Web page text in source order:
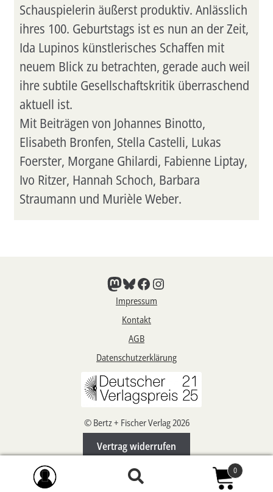
Schauspielerin äußerst produktiv. Anlässlich
ihres 100. Geburtstags ist es nun an der Zeit,
Ida Lupinos künstlerisches Schaffen mit
neuem Blick zu betrachten, gerade auch weil
ihre subtile Gesellschaftskritik überraschend
aktuell ist.
Mit Beiträgen von Johannes Binotto,
Elisabeth Bronfen, Stella Castelli, Lukas
Foerster, Morgane Ghilardi, Fabienne Liptay,
Ivo Ritzer, Hannah Schoch, Barbara
Straumann und Murièle Weber.
Mastodon
Bluesky
Facebook
Instagram
Impressum
Kontakt
AGB
Datenschutzerklärung
© Bertz + Fischer Verlag 2026
Vertrag widerrufen
0